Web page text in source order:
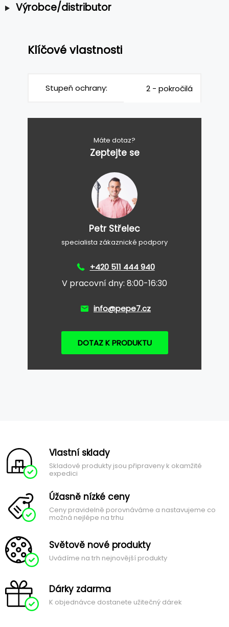
Výrobce/distributor
Klíčové vlastnosti
Stupeň ochrany: 2 - pokročilá
Máte dotaz?
Zeptejte se
Petr Střelec
specialista zákaznické podpory
+420 511 444 940
V pracovní dny: 8:00-16:30
info@pepe7.cz
DOTAZ K PRODUKTU
Vlastní sklady
Skladové produkty jsou připraveny k okamžité
expedici
Úžasně nízké ceny
Ceny pravidelně porovnáváme a nastavujeme co
možná nejlépe na trhu
Světově nové produkty
Uvádíme na trh nejnovější produkty
Dárky zdarma
K objednávce dostanete užitečný dárek